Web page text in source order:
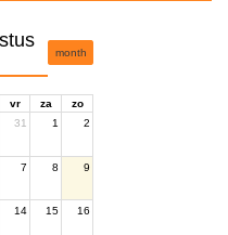
month
vr za
zo
31 1 2
7 8 9
14 15 16